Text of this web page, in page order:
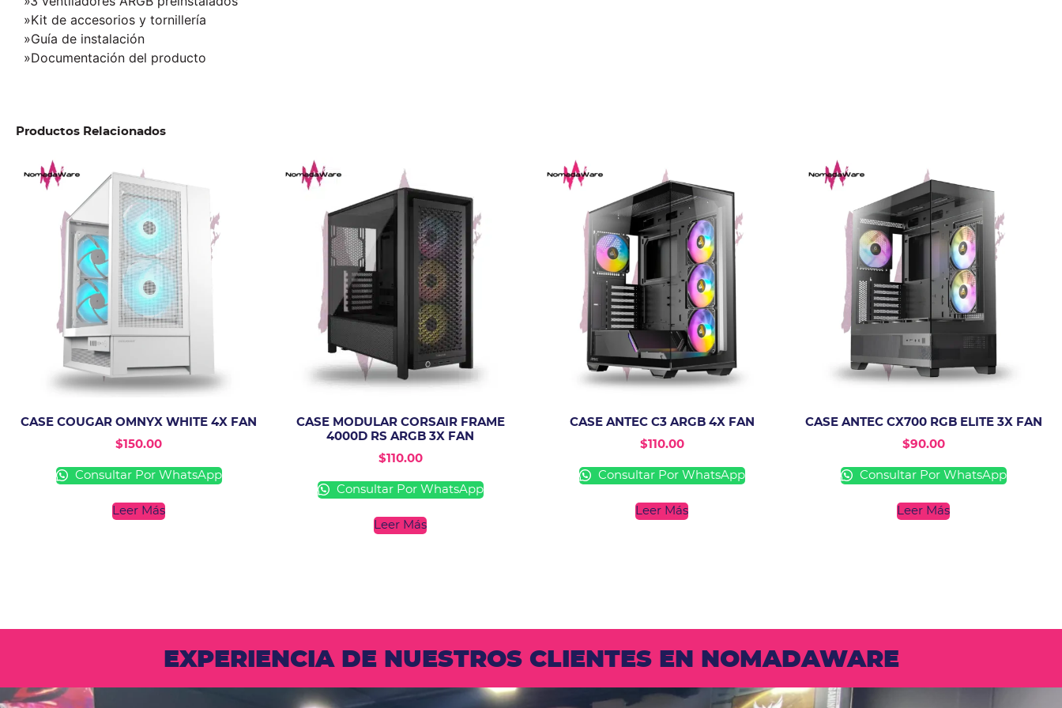
»Kit de accesorios y tornillería
»Guía de instalación
»Documentación del producto
Productos Relacionados
CASE COUGAR OMNYX WHITE 4X FAN
$150.00
Consultar Por WhatsApp
Leer Más
CASE MODULAR CORSAIR FRAME
4000D RS ARGB 3X FAN
$110.00
Consultar Por WhatsApp
Leer Más
CASE ANTEC C3 ARGB 4X FAN
$110.00
Consultar Por WhatsApp
Leer Más
CASE ANTEC CX700 RGB ELITE 3X FAN
$90.00
Consultar Por WhatsApp
Leer Más
EXPERIENCIA DE NUESTROS CLIENTES EN NOMADAWARE